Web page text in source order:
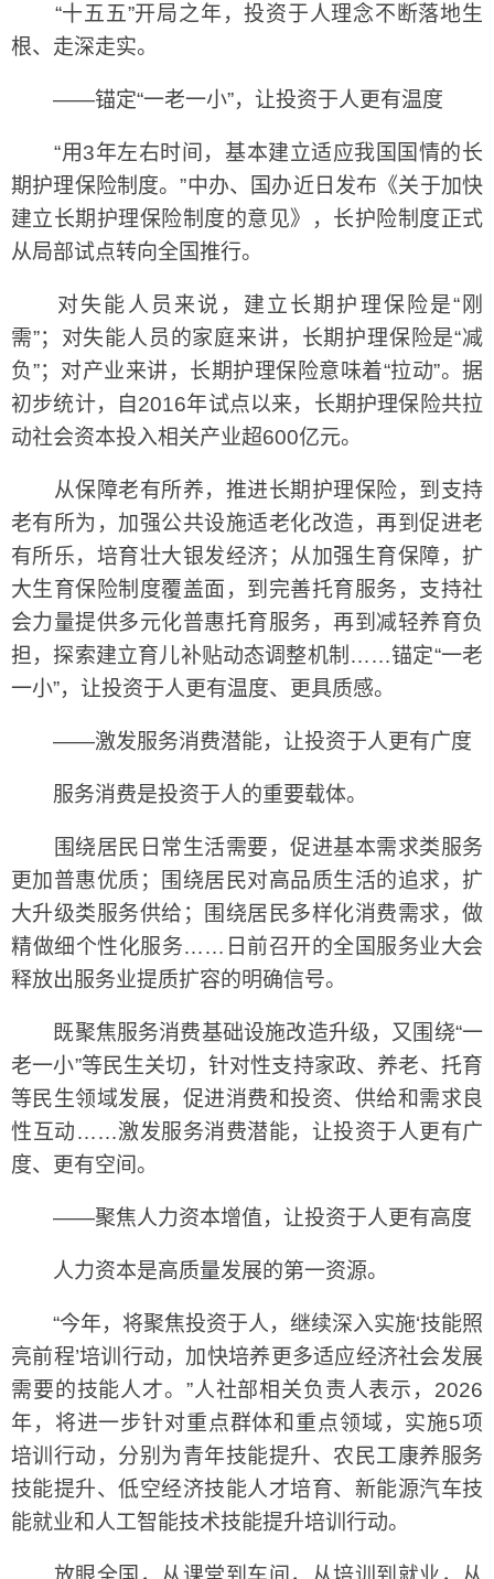
“十五五”开局之年，投资于人理念不断落地生
根、走深走实。
——锚定“一老一小”，让投资于人更有温度
“用3年左右时间，基本建立适应我国国情的长
期护理保险制度。”中办、国办近日发布《关于加快
建立长期护理保险制度的意见》，长护险制度正式
从局部试点转向全国推行。
对失能人员来说，建立长期护理保险是“刚
需”；对失能人员的家庭来讲，长期护理保险是“减
负”；对产业来讲，长期护理保险意味着“拉动”。据
初步统计，自2016年试点以来，长期护理保险共拉
动社会资本投入相关产业超600亿元。
从保障老有所养，推进长期护理保险，到支持
老有所为，加强公共设施适老化改造，再到促进老
有所乐，培育壮大银发经济；从加强生育保障，扩
大生育保险制度覆盖面，到完善托育服务，支持社
会力量提供多元化普惠托育服务，再到减轻养育负
担，探索建立育儿补贴动态调整机制……锚定“一老
一小”，让投资于人更有温度、更具质感。
——激发服务消费潜能，让投资于人更有广度
服务消费是投资于人的重要载体。
围绕居民日常生活需要，促进基本需求类服务
更加普惠优质；围绕居民对高品质生活的追求，扩
大升级类服务供给；围绕居民多样化消费需求，做
精做细个性化服务……日前召开的全国服务业大会
释放出服务业提质扩容的明确信号。
既聚焦服务消费基础设施改造升级，又围绕“一
老一小”等民生关切，针对性支持家政、养老、托育
等民生领域发展，促进消费和投资、供给和需求良
性互动……激发服务消费潜能，让投资于人更有广
度、更有空间。
——聚焦人力资本增值，让投资于人更有高度
人力资本是高质量发展的第一资源。
“今年，将聚焦投资于人，继续深入实施‘技能照
亮前程’培训行动，加快培养更多适应经济社会发展
需要的技能人才。”人社部相关负责人表示，2026
年，将进一步针对重点群体和重点领域，实施5项
培训行动，分别为青年技能提升、农民工康养服务
技能提升、低空经济技能人才培育、新能源汽车技
能就业和人工智能技术技能提升培训行动。